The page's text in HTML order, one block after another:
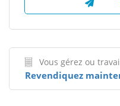
Vous gérez ou
Revendiquez